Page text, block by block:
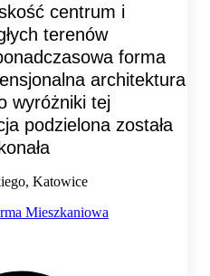
centrum i
terenów
forma
architektura
wyróżniki tej
podzielona została
Katowice
Mieszkaniowa